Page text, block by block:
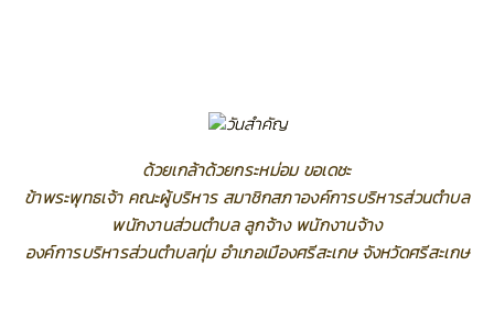
ด้วยเกล้าด้วยกระหม่อม ขอเดชะ
ข้าพระพุทธเจ้า คณะผู้บริหาร สมาชิกสภาองค์การบริหารส่วนตำบล
พนักงานส่วนตำบล ลูกจ้าง พนักงานจ้าง
องค์การบริหารส่วนตำบลทุ่ม อำเภอเมืองศรีสะเกษ จังหวัดศรีสะเกษ